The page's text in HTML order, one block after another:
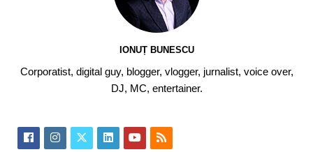
IONUȚ BUNESCU
Corporatist, digital guy, blogger, vlogger, jurnalist, voice over,
DJ, MC, entertainer.